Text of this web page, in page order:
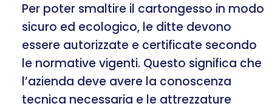
Per poter smaltire il cartongesso in modo
sicuro ed ecologico, le ditte devono
essere autorizzate e certificate secondo
le normative vigenti. Questo significa che
l’azienda deve avere la conoscenza
tecnica necessaria e le attrezzature